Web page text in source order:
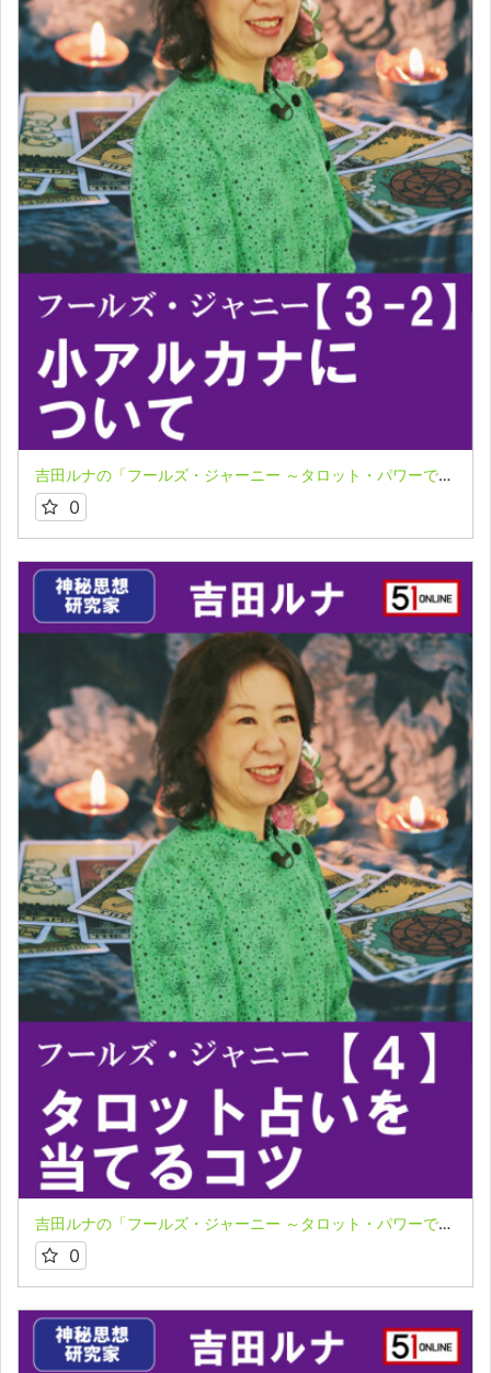
吉田ルナの「フールズ・ジャーニー ～タロット・パワーで飛翔する魂～」３－２
0
吉田ルナの「フールズ・ジャーニー ～タロット・パワーで飛翔する魂～」４
0